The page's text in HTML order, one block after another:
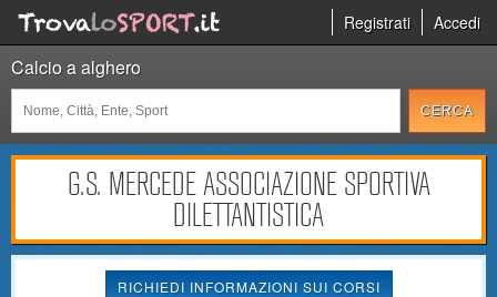
Registrati Accedi
Calcio a alghero
G.S. MERCEDE ASSOCIAZIONE SPORTIVA
DILETTANTISTICA
RICHIEDI INFORMAZIONI SUI CORSI